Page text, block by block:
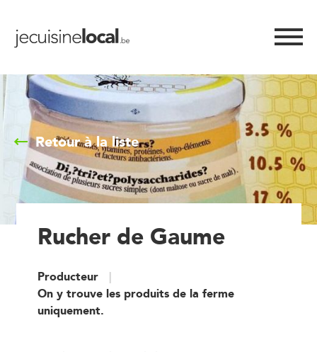
Retour à la liste
Rucher de Gaume
Producteur
On y trouve les produits de la ferme
uniquement.